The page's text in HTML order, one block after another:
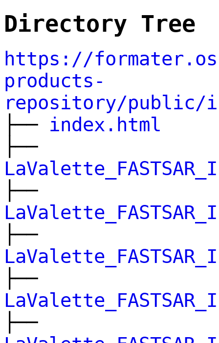
Directory Tree
https://
products-
repository/public/
├── index.html
├──
├──
├──
├──
├──